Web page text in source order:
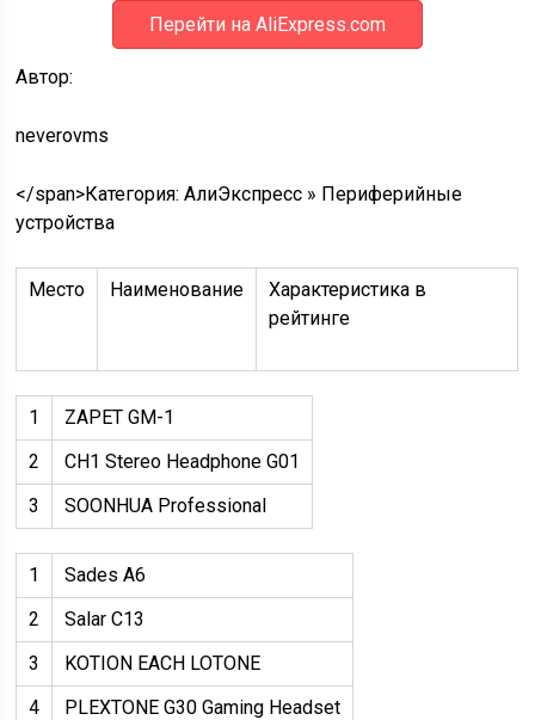
Перейти на AliExpress.com
Автор:
neverovms
</span>Категория: АлиЭкспресс » Периферийные
устройства
Место Наименование
Характеристика в
рейтинге
1
ZAPET GM-1
2
CH1 Stereo Headphone G01
3
SOONHUA Professional
1
Sades A6
2
Salar C13
3
KOTION EACH LOTONE
4
PLEXTONE G30 Gaming Headset